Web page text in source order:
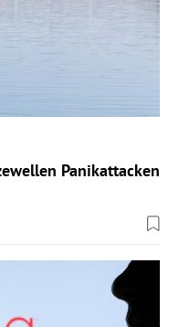
Panikattacken